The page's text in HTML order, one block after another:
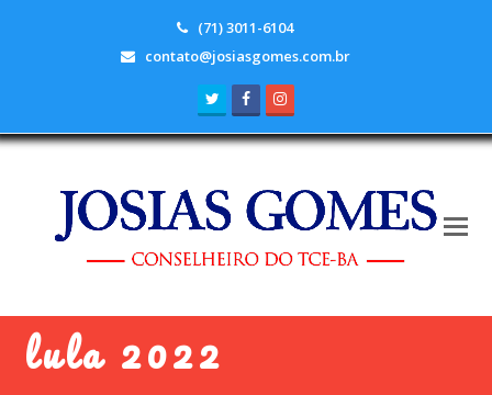
(71) 3011-6104
contato@josiasgomes.com.br
TwitterFacebook
lula 2022